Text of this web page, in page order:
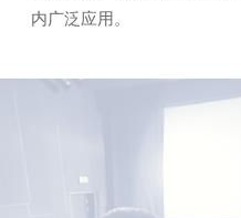
内广泛应用。